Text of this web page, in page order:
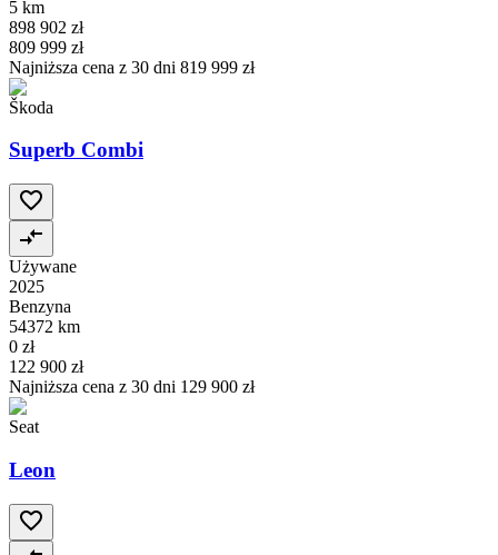
5 km
898 902 zł
809 999 zł
Najniższa cena z 30 dni 819 999 zł
Škoda
Superb Combi
Używane
2025
Benzyna
54372 km
0 zł
122 900 zł
Najniższa cena z 30 dni 129 900 zł
Seat
Leon